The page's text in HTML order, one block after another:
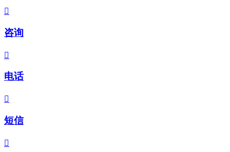

咨询

电话

短信
